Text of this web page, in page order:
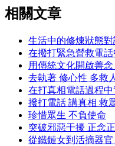
相關文章
生活中的修煉狀態
在撥打緊急營救電
用傳統文化開啟善
去執著 修心性 多救人
在打真相電話過程中
撥打電話 講真相 救
珍惜眾生 不負使命
突破邪惡干擾 正念
從鐵鏈女到活摘器